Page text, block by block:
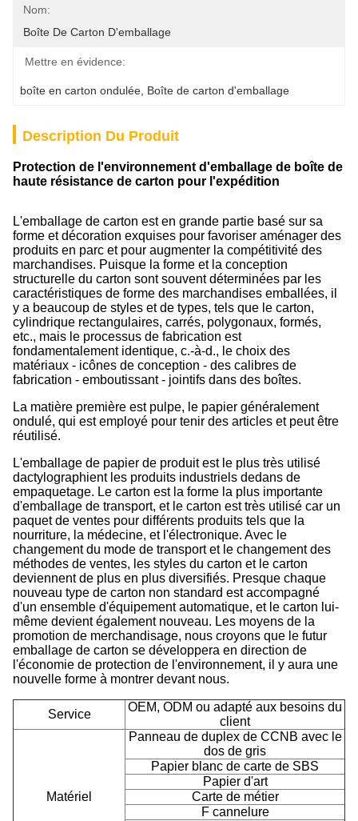
Nom:
Boîte De Carton D'emballage
Mettre en évidence:
boîte en carton ondulée Boîte de carton d'emballage
Description Du Produit
Protection de l'environnement d'emballage de boîte de
haute résistance de carton pour l'expédition
L'emballage de carton est en grande partie basé sur sa
forme et décoration exquises pour favoriser aménager des
produits en parc et pour augmenter la compétitivité des
marchandises. Puisque la forme et la conception
structurelle du carton sont souvent déterminées par les
caractéristiques de forme des marchandises emballées, il
y a beaucoup de styles et de types, tels que le carton,
cylindrique rectangulaires, carrés, polygonaux, formés,
etc., mais le processus de fabrication est
fondamentalement identique, c.-à-d., le choix des
matériaux - icônes de conception - des calibres de
fabrication - emboutissant - jointifs dans des boîtes.
La matière première est pulpe, le papier généralement
ondulé, qui est employé pour tenir des articles et peut être
réutilisé.
L'emballage de papier de produit est le plus très utilisé
dactylographient les produits industriels dedans de
empaquetage. Le carton est la forme la plus importante
d'emballage de transport, et le carton est très utilisé car un
paquet de ventes pour différents produits tels que la
nourriture, la médecine, et l'électronique. Avec le
changement du mode de transport et le changement des
méthodes de ventes, les styles du carton et le carton
deviennent de plus en plus diversifiés. Presque chaque
nouveau type de carton non standard est accompagné
d'un ensemble d'équipement automatique, et le carton lui-
même devient également nouveau. Les moyens de la
promotion de merchandisage, nous croyons que le futur
emballage de carton se développera en direction de
l'économie de protection de l'environnement, il y aura une
nouvelle forme à montrer devant nous.
Service
OEM, ODM ou adapté aux besoins du
client
Matériel
Panneau de duplex de CCNB avec le
dos de gris
Papier blanc de carte de SBS
Papier d'art
Carte de métier
F cannelure